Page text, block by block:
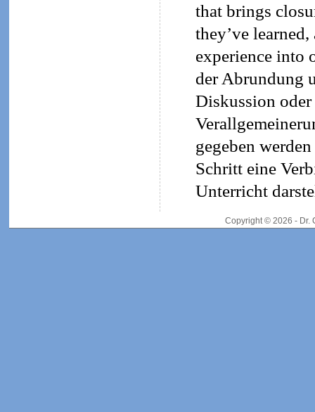
that brings
they’ve
experience into
der Abrundung
Diskussion
gegeben
Schritt eine
Unterricht
Copyright © 2026 - Dr.